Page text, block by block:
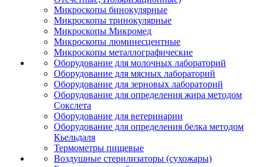
Микроскопы бинокулярные
Микроскопы тринокулярные
Микроскопы Микромед
Микроскопы люминесцентные
Микроскопы металлографические
Оборудование для молочных лабораторий
Оборудование для мясных лабораторий
Оборудование для зерновых лабораторий
Оборудование для определения жира методом
Сокслета
Оборудование для ветеринарии
Оборудование для определения белка методом
Кьельдаля
Термометры пищевые
Воздушные стерилизаторы (сухожары)